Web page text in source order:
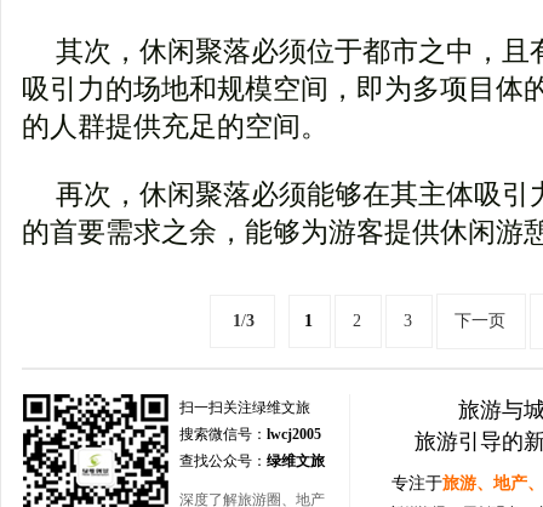
其次，休闲聚落必须位于都市之中，且
吸引力的场地和规模空间，即为多项目体
的人群提供充足的空间。
再次，休闲聚落必须能够在其主体吸引
的首要需求之余，能够为游客提供休闲游
1/3 1 2 3 下一页
扫一扫关注绿维文旅
搜索微信号： lwcj2005
查找公众号： 绿维文旅
深度了解旅游圈、地产
旅游与
旅游引导的
专注于旅游、地产